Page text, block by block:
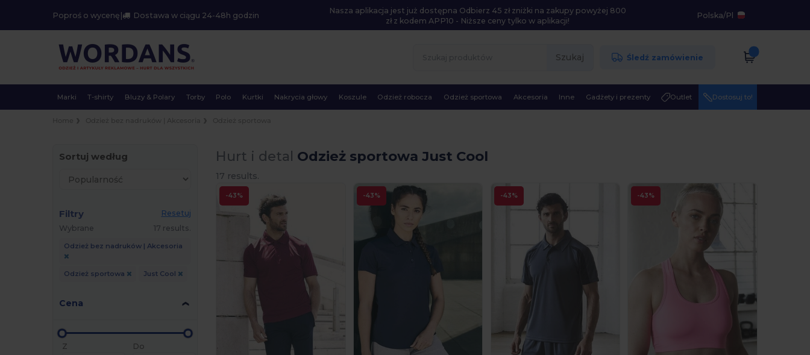
Poproś o wycenę | Dostawa w ciągu 24-48h godzin
Nasza aplikacja jest już dostępna Odbierz 45 zł zniżki na zakupy powyżej 800
zł z kodem APP10 - Niższe ceny tylko w aplikacji!
Polska/Pl
Szukaj Śledź zamówienie
Marki T-shirty Bluzy & Polary Torby Polo Kurtki Nakrycia głowy Koszule Odzież robocza Odzież sportowa Akcesoria Inne Gadżety i prezenty Outlet Dostosuj to!
Sortuj według
Filtry
Resetuj
Wybrane
17 results.
Odzież bez nadruków | Akcesoria
Odzież sportowa Just Cool
Cena
Z
Do
Hurt i detal Odzież sportowa Just Cool
17 results.
-43% -43% -43% -43%